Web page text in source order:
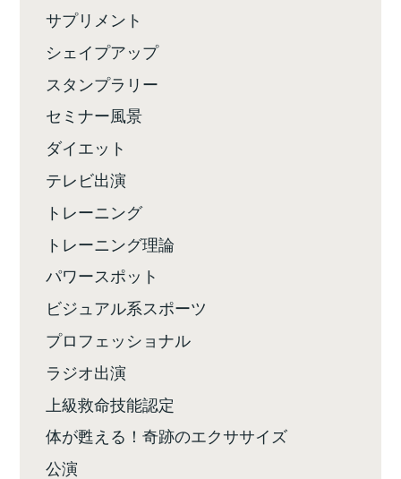
サプリメント
シェイプアップ
スタンプラリー
セミナー風景
ダイエット
テレビ出演
トレーニング
トレーニング理論
パワースポット
ビジュアル系スポーツ
プロフェッショナル
ラジオ出演
上級救命技能認定
体が甦える！奇跡のエクササイズ
公演